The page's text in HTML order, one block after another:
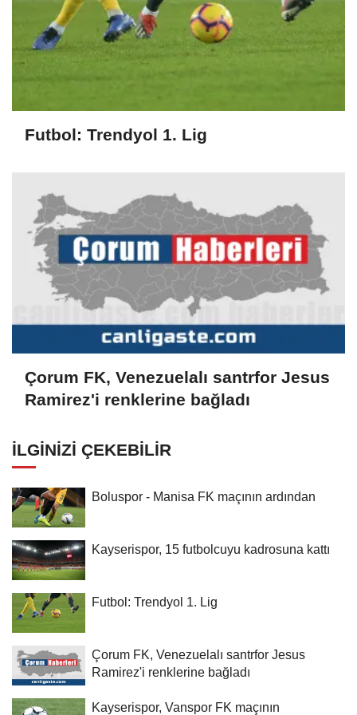
Futbol: Trendyol 1. Lig
Çorum FK, Venezuelalı santrfor Jesus
Ramirez'i renklerine bağladı
İLGINIZI ÇEKEBILIR
Boluspor - Manisa FK maçının ardından
Kayserispor, 15 futbolcuyu kadrosuna kattı
Futbol: Trendyol 1. Lig
Çorum FK, Venezuelalı santrfor Jesus
Ramirez'i renklerine bağladı
Kayserispor, Vanspor FK maçının